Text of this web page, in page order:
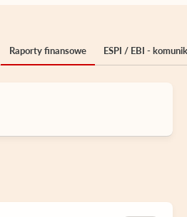
Raporty finansowe ESPI / EBI -